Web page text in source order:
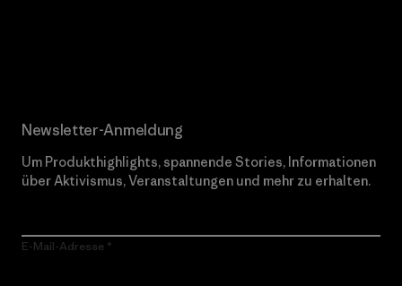
Newsletter-Anmeldung
Um Produkthighlights, spannende Stories, Informationen
über Aktivismus, Veranstaltungen und mehr zu erhalten.
E-Mail-Adresse